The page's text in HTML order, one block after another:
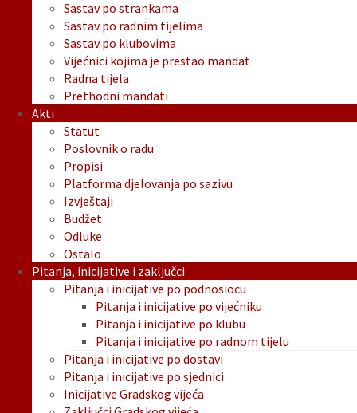
Sastav po strankama
Sastav po radnim tijelima
Sastav po klubovima
Vijećnici kojima je prestao mandat
Radna tijela
Prethodni mandati
Akti
Statut
Poslovnik o radu
Propisi
Platforma djelovanja po sazivu
Izvještaji
Budžet
Odluke
Ostalo
Pitanja, inicijative i zaključci
Pitanja i inicijative po podnosiocu
Pitanja i inicijative po vijećniku
Pitanja i inicijative po klubu
Pitanja i inicijative po radnom tijelu
Pitanja i inicijative po dostavi
Pitanja i inicijative po sjednici
Inicijative Gradskog vijeća